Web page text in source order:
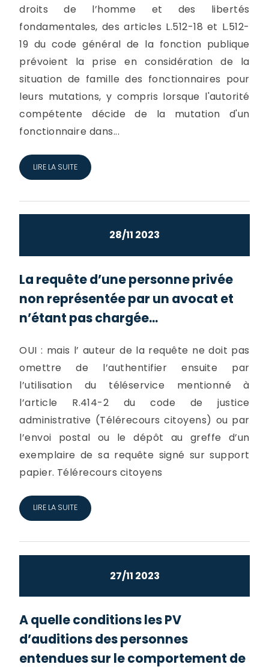
droits de l’homme et des libertés
fondamentales, des articles L.512-18 et L.512-
19 du code général de la fonction publique
prévoient la prise en considération de la
situation de famille des fonctionnaires pour
leurs mutations, y compris lorsque l'autorité
compétente décide de la mutation d'un
fonctionnaire dans...
LIRE LA SUITE
28/11 2023
La requête d’une personne privée
non représentée par un avocat et
n’étant pas chargée...
OUI : mais l’ auteur de la requête ne doit pas
omettre de l’authentifier ensuite par
l’utilisation du téléservice mentionné à
l’article R.414-2 du code de justice
administrative (Télérecours citoyens) ou par
l’envoi postal ou le dépôt au greffe d’un
exemplaire de sa requête signé sur support
papier. Télérecours citoyens
LIRE LA SUITE
27/11 2023
A quelle conditions les PV
d’auditions des personnes
entendues sur le comportement de